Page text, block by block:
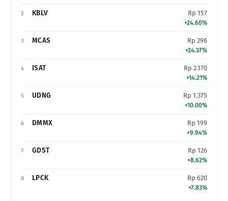
2 KBLV Rp 157
+24.60%
3 MCAS Rp 296
+24.37%
4 ISAT Rp 2.170
+14.21%
5 UDNG Rp 1.375
+10.00%
6 DMMX Rp 199
+9.94%
7 GDST Rp 126
+8.62%
8 LPCK Rp 620
+7.83%